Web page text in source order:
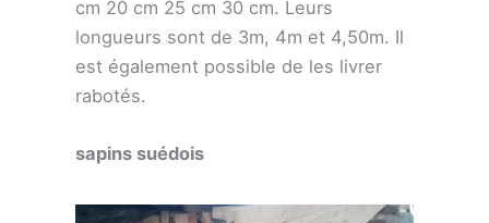
cm 20 cm 25 cm 30 cm. Leurs
longueurs sont de 3m, 4m et 4,50m. Il
est également possible de les livrer
rabotés.
sapins suédois